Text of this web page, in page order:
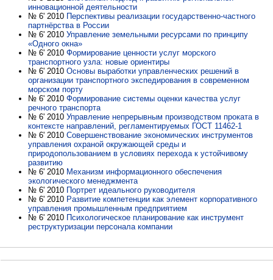
инновационной деятельности
№ 6' 2010 Перспективы реализации государственно-частного
партнёрства в России
№ 6' 2010 Управление земельными ресурсами по принципу
«Одного окна»
№ 6' 2010 Формирование ценности услуг морского
транспортного узла: новые ориентиры
№ 6' 2010 Основы выработки управленческих решений в
организации транспортного экспедирования в современном
морском порту
№ 6' 2010 Формирование системы оценки качества услуг
речного транспорта
№ 6' 2010 Управление непрерывным производством проката в
контексте направлений, регламентируемых ГОСТ 11462-1
№ 6' 2010 Совершенствование экономических инструментов
управления охраной окружающей среды и
природопользованием в условиях перехода к устойчивому
развитию
№ 6' 2010 Механизм информационного обеспечения
экологического менеджмента
№ 6' 2010 Портрет идеального руководителя
№ 6' 2010 Развитие компетенции как элемент корпоративного
управления промышленным предприятием
№ 6' 2010 Психологическое планирование как инструмент
реструктуризации персонала компании